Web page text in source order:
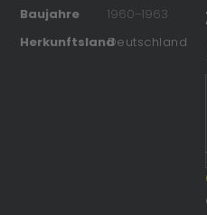
Baujahre
1960–1963
HerkunftslandDeutschland